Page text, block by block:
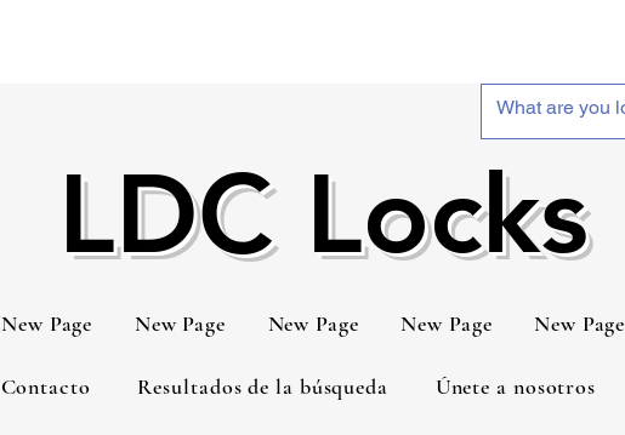
LDC Locks
New Page New Page New Page New Page New Page
Contacto Resultados de la búsqueda Únete a nosotros